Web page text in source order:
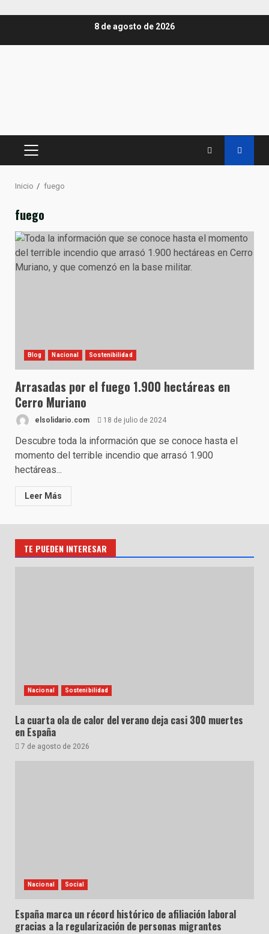
8 de agosto de 2026
MENÚ
Inicio fuego
fuego
Blog Nacional Sostenibilidad
Arrasadas por el fuego 1.900 hectáreas en
Cerro Muriano
elsolidario.com 18 de julio de 2024
Descubre toda la información que se conoce hasta el
momento del terrible incendio que arrasó 1.900
hectáreas...
Leer Más
TE PUEDEN INTERESAR
Nacional Sostenibilidad
La cuarta ola de calor del verano deja casi 300 muertes
en España
7 de agosto de 2026
Nacional Social
España marca un récord histórico de afiliación laboral
gracias a la regularización de personas migrantes